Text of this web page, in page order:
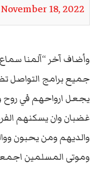
November 18, 2022
وأضاف آخر “آلمنا
جميع برامج التواصل
يجعل ارواحهم في روح
غضبان وان يسكنهم
والديهم ومن يحبون
وموتى المسلمين